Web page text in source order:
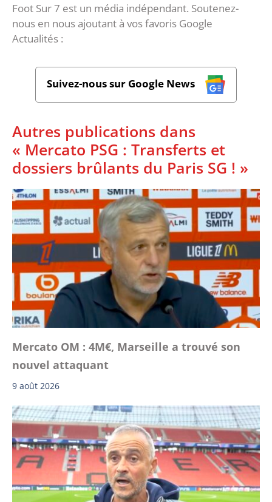
Foot Sur 7 est un média indépendant. Soutenez-
nous en nous ajoutant à vos favoris Google
Actualités :
Suivez-nous sur Google News
Autres publications dans
« Mercato PSG : Transferts et
dossiers brûlants du Paris SG ! »
Mercato OM : 4M€, Marseille a trouvé son
nouvel attaquant
9 août 2026